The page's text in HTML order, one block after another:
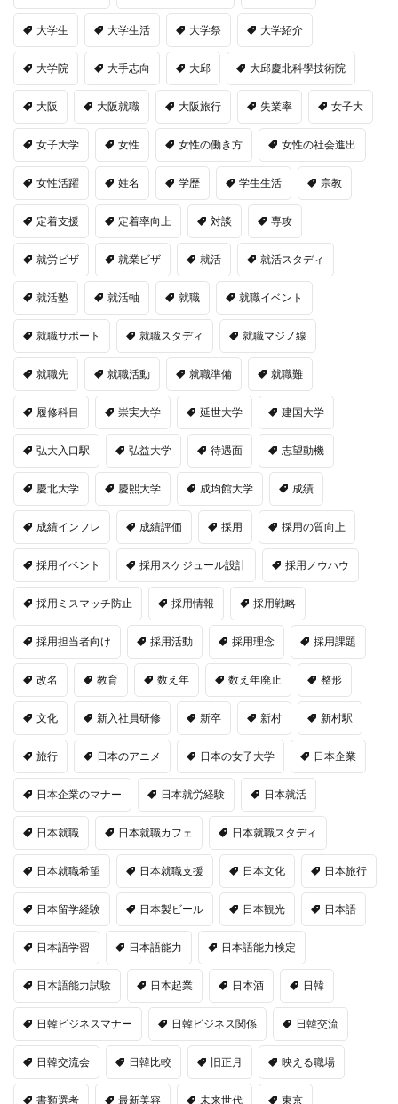
大学生 大学生活 大学祭 大学紹介
大学院 大手志向 大邱 大邱慶北科學技術院
大阪 大阪就職 大阪旅行 失業率 女子大
女子大学 女性 女性の働き方 女性の社会進出
女性活躍 姓名 学歴 学生生活 宗教
定着支援 定着率向上 対談 専攻
就労ビザ 就業ビザ 就活 就活スタディ
就活塾 就活軸 就職 就職イベント
就職サポート 就職スタディ 就職マジノ線
就職先 就職活動 就職準備 就職難
履修科目 崇実大学 延世大学 建国大学
弘大入口駅 弘益大学 待遇面 志望動機
慶北大学 慶熙大学 成均館大学 成績
成績インフレ 成績評価 採用 採用の質向上
採用イベント 採用スケジュール設計 採用ノウハウ
採用ミスマッチ防止 採用情報 採用戦略
採用担当者向け 採用活動 採用理念 採用課題
改名 教育 数え年 数え年廃止 整形
文化 新入社員研修 新卒 新村 新村駅
旅行 日本のアニメ 日本の女子大学 日本企業
日本企業のマナー 日本就労経験 日本就活
日本就職 日本就職カフェ 日本就職スタディ
日本就職希望 日本就職支援 日本文化 日本旅行
日本留学経験 日本製ビール 日本観光 日本語
日本語学習 日本語能力 日本語能力検定
日本語能力試験 日本起業 日本酒 日韓
日韓ビジネスマナー 日韓ビジネス関係 日韓交流
日韓交流会 日韓比較 旧正月 映える職場
書類選考 最新美容 未来世代 東京